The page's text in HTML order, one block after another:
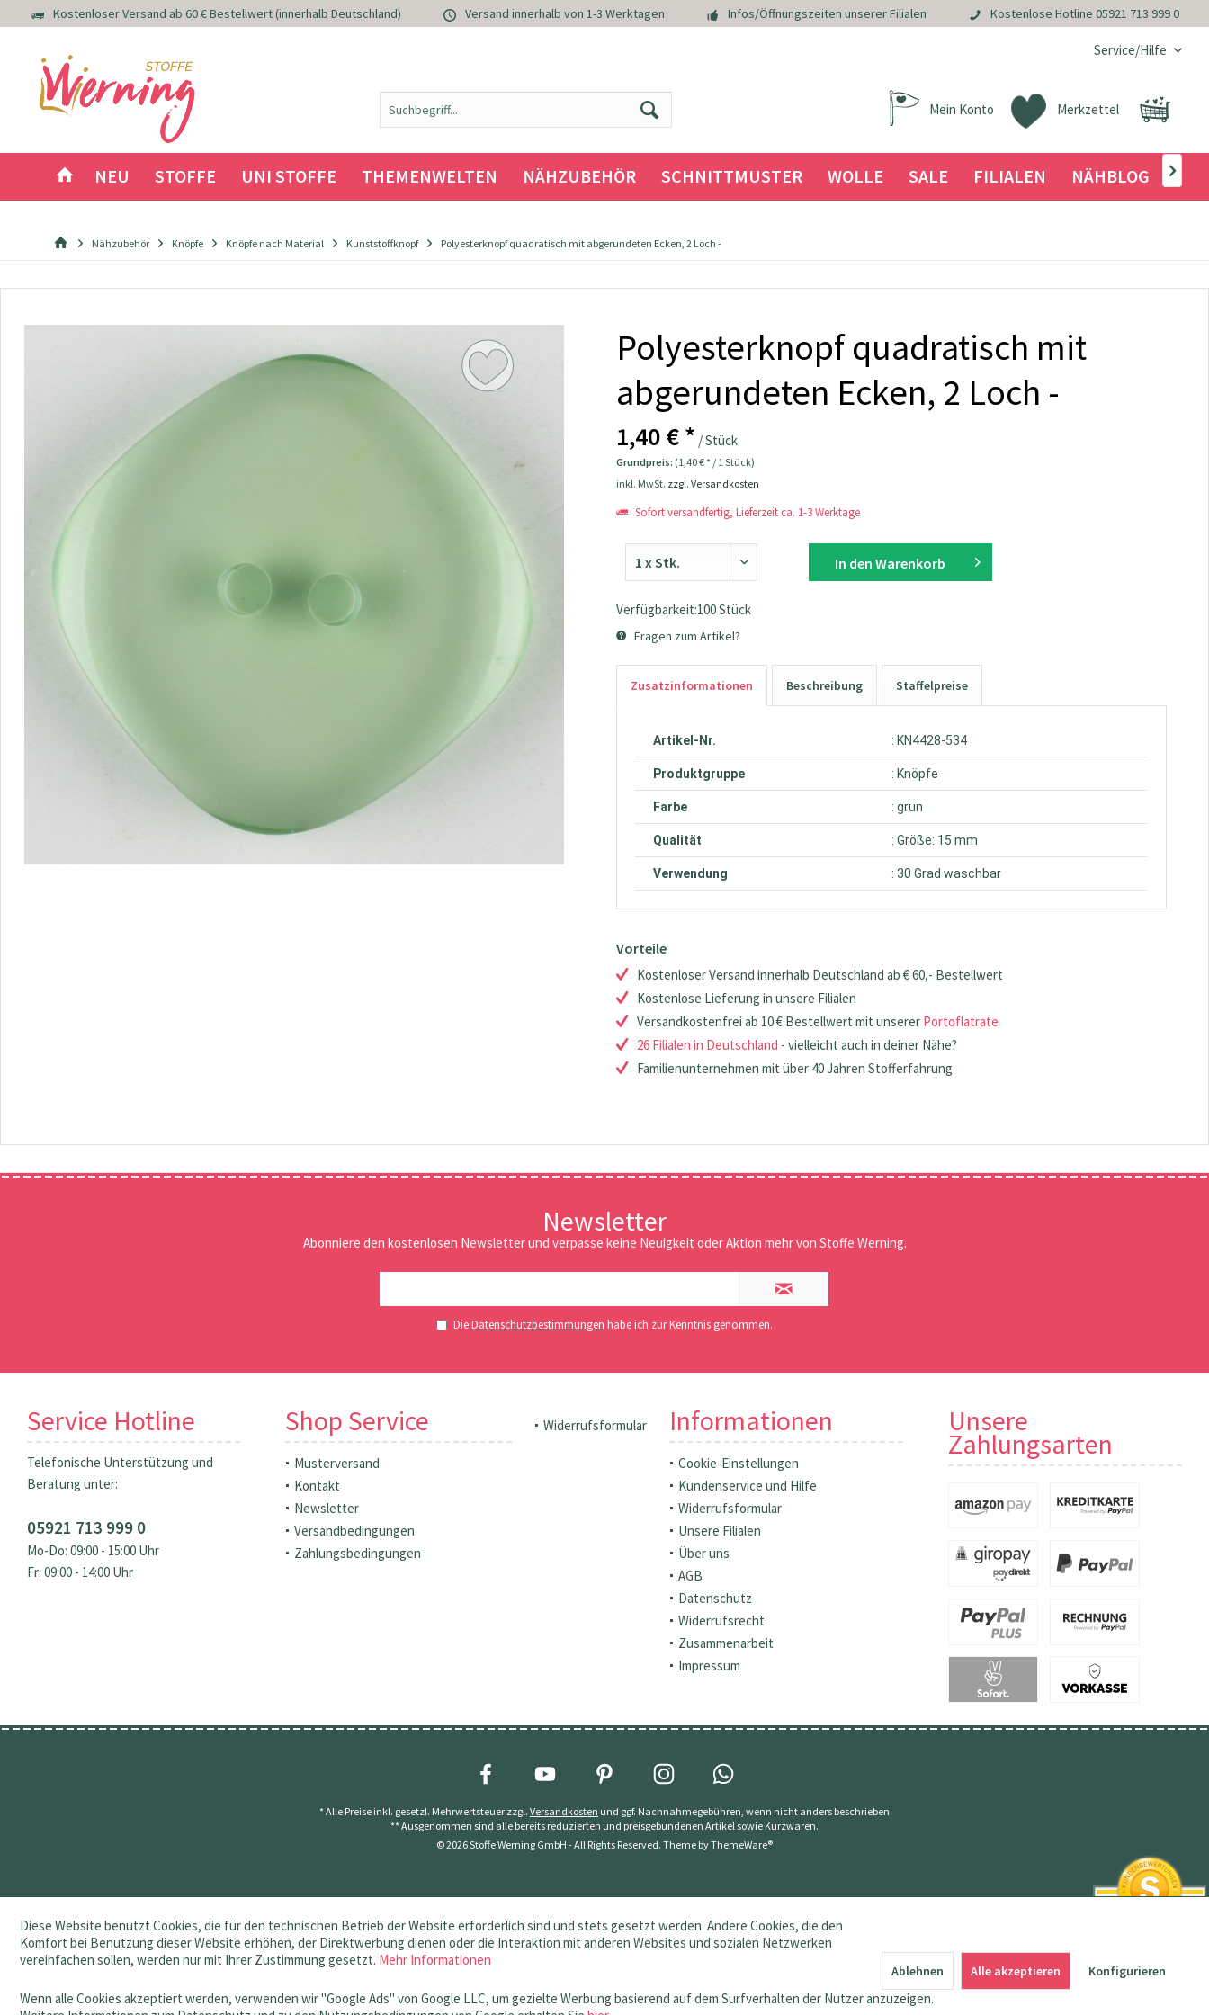
Kostenloser Versand ab 60 € Bestellwert (innerhalb Deutschland) Versand innerhalb von 1-3 Werktagen Infos/Öffnungszeiten unserer Filialen Kostenlose Hotline 05921 713 999 0
Service/Hilfe
Merkzettel
Mein Konto
NEU STOFFE UNI STOFFE THEMENWELTEN NÄHZUBEHÖR SCHNITTMUSTER WOLLE SALE FILIALEN NÄHBLOG 
Nähzubehör Knöpfe Knöpfe nach Material Kunststoffknopf Polyesterknopf quadratisch mit abgerundeten Ecken, 2 Loch -
Polyesterknopf quadratisch mit
abgerundeten Ecken, 2 Loch -
1,40 € * / Stück
Grundpreis: (1,40 € * / 1 Stück)
inkl. MwSt. zzgl. Versandkosten
Sofort versandfertig, Lieferzeit ca. 1-3 Werktage
In den Warenkorb
Verfügbarkeit:100 Stück
Fragen zum Artikel?
Zusatzinformationen Beschreibung Staffelpreise
Artikel-Nr. : KN4428-534
Produktgruppe : Knöpfe
Farbe : grün
Qualität : Größe: 15 mm
Verwendung : 30 Grad waschbar
Vorteile
Kostenloser Versand innerhalb Deutschland ab € 60,- Bestellwert
Kostenlose Lieferung in unsere Filialen
Versandkostenfrei ab 10 € Bestellwert mit unserer Portoflatrate
26 Filialen in Deutschland - vielleicht auch in deiner Nähe?
Familienunternehmen mit über 40 Jahren Stofferfahrung
Newsletter
Abonniere den kostenlosen Newsletter und verpasse keine Neuigkeit oder Aktion mehr von Stoffe Werning.
DieDatenschutzbestimmungen habe ich zur Kenntnis genommen.
Service Hotline
Telefonische Unterstützung und
Beratung unter:
05921 713 999 0
Mo-Do: 09:00 - 15:00 Uhr
Fr: 09:00 - 14:00 Uhr
Shop Service
Musterversand
Kontakt
Newsletter
Versandbedingungen
Zahlungsbedingungen
Widerrufsformular Informationen
Cookie-Einstellungen
Kundenservice und Hilfe
Widerrufsformular
Unsere Filialen
Über uns
AGB
Datenschutz
Widerrufsrecht
Zusammenarbeit
Impressum
Unsere
Zahlungsarten
* Alle Preise inkl. gesetzl. Mehrwertsteuer zzgl. Versandkosten und ggf. Nachnahmegebühren, wenn nicht anders beschrieben
** Ausgenommen sind alle bereits reduzierten und preisgebundenen Artikel sowie Kurzwaren.
© 2026 Stoffe Werning GmbH - All Rights Reserved. Theme byThemeWare®
Diese Website benutzt Cookies, die für den technischen Betrieb der Website erforderlich sind und stets gesetzt werden. Andere Cookies, die den
Komfort bei Benutzung dieser Website erhöhen, der Direktwerbung dienen oder die Interaktion mit anderen Websites und sozialen Netzwerken
vereinfachen sollen, werden nur mit Ihrer Zustimmung gesetzt. Mehr Informationen
Wenn alle Cookies akzeptiert werden, verwenden wir "Google Ads" von Google LLC, um gezielte Werbung basierend auf dem Surfverhalten der Nutzer anzuzeigen.
Ablehnen Alle akzeptieren Konfigurieren
aus 145 Bewertungen